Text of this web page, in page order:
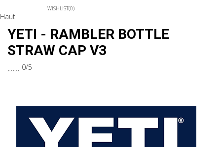
WISHLIST 0
Haut
YETI - RAMBLER BOTTLE
STRAW CAP V3
0/5